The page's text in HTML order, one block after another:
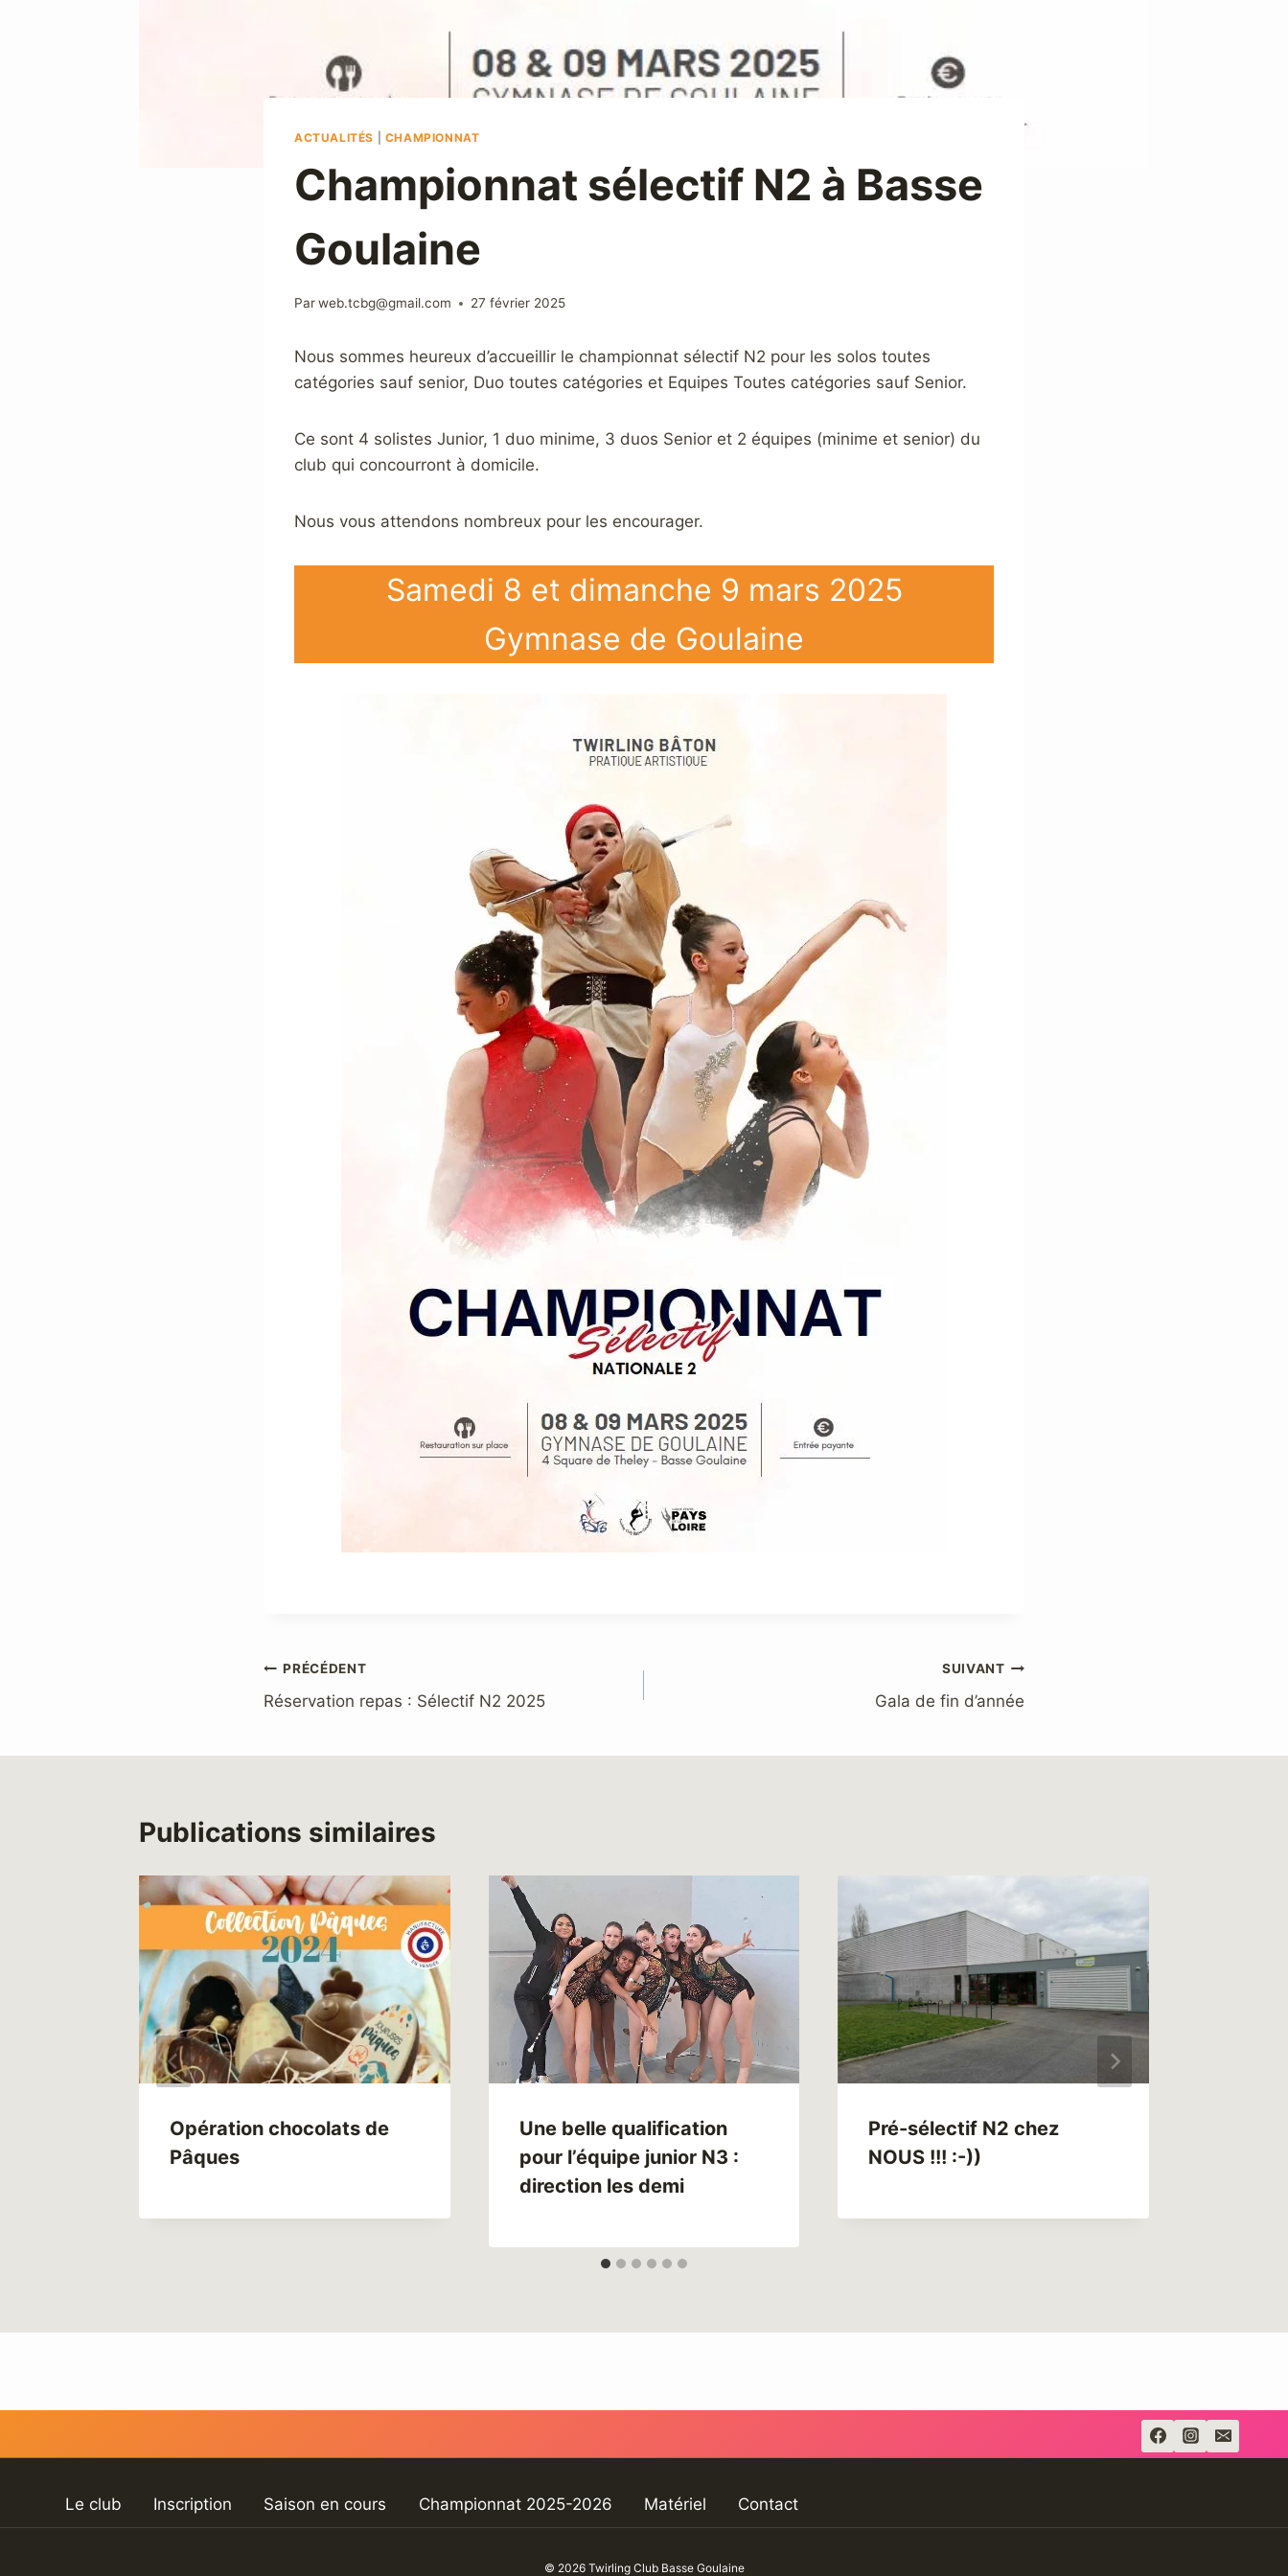
ACTUALITÉS CHAMPIONNAT
Championnat sélectif N2 à Basse
Goulaine
Parweb.tcbg@gmail.com 27 février 2025
Nous sommes heureux d’accueillir le championnat sélectif N2 pour les solos toutes
catégories sauf senior, Duo toutes catégories et Equipes Toutes catégories sauf Senior.
Ce sont 4 solistes Junior, 1 duo minime, 3 duos Senior et 2 équipes (minime et senior) du
club qui concourront à domicile.
Nous vous attendons nombreux pour les encourager.
Samedi 8 et dimanche 9 mars 2025
Gymnase de Goulaine
Navigation
de
l’article
PRÉCÉDENT
Réservation repas : Sélectif N2 2025
SUIVANT
Gala de fin d’année
Publications similaires
Opération chocolats de
Pâques
Une belle qualification
pour l’équipe junior N3 :
direction les demi
Pré-sélectif N2 chez
NOUS !!! :-))
Le club Inscription Saison en cours Championnat 2025-2026 Matériel Contact
© 2026 Twirling Club Basse Goulaine